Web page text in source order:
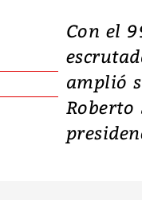
Con el
amplió
Roberto